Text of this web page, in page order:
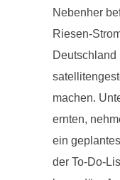
Nebenher
Riesen-
Deutschland
machen.
ernten,
ein
der To-Do-